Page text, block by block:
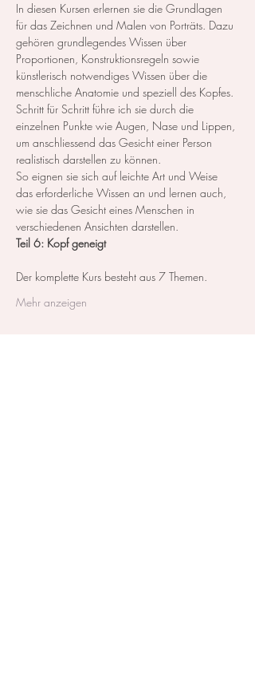
In diesen Kursen erlernen sie die Grundlagen
für das Zeichnen und Malen von Porträts. Dazu
gehören grundlegendes Wissen über
Proportionen, Konstruktionsregeln sowie
künstlerisch notwendiges Wissen über die
menschliche Anatomie und speziell des Kopfes.
Schritt für Schritt führe ich sie durch die
einzelnen Punkte wie Augen, Nase und Lippen,
um anschliessend das Gesicht einer Person
realistisch darstellen zu können.
So eignen sie sich auf leichte Art und Weise
das erforderliche Wissen an und lernen auch,
wie sie das Gesicht eines Menschen in
verschiedenen Ansichten darstellen.
Teil 6: Kopf geneigt
Der komplette Kurs besteht aus 7 Themen. ​
Mehr anzeigen